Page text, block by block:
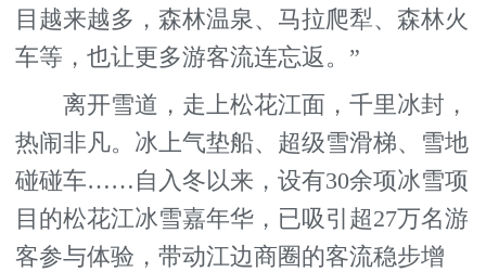
目越来越多，森林温泉、马拉爬犁、森林火
车等，也让更多游客流连忘返。”
离开雪道，走上松花江面，千里冰封，
热闹非凡。冰上气垫船、超级雪滑梯、雪地
碰碰车……自入冬以来，设有30余项冰雪项
目的松花江冰雪嘉年华，已吸引超27万名游
客参与体验，带动江边商圈的客流稳步增